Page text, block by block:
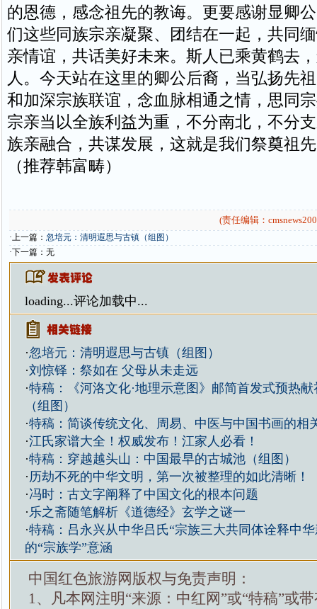
的恩德，感念祖先的教诲。更要感谢显卿
们这些同族宗亲凝聚、团结在一起，共同
亲情谊，共话美好未来。斯人已乘黄鹤去
人。今天站在这里的卿公后裔，当弘扬先
和加深宗族联谊，念血脉相通之情，思同
宗亲当以全族利益为重，不分南北，不分
族亲融合，共谋发展，这就是我们祭奠祖
（推荐韩富畴）
(责任编辑：
·上一篇： 忽培元：清明遐思与古镇（组图）
·下一篇：无
loading...评论加载中...
·忽培元：清明遐思与古镇（组图）
·刘惊铎：祭如在 父母从未走远
·特稿：《河洛文化·地理示意图》邮简首发式预热
（组图）
·特稿：简谈传统文化、周易、中医与中国书画的相
·江氏家谱大全！权威发布！江家人必看！
·特稿：穿越越头山：中国最早的古城池（组图）
· 历劫不死的中华文明，第一次被整理的如此清晰！
·​​​冯时：古文字阐释了中国文化的根本问题
·乐之斋随笔解析《道德经》玄学之谜一
·特稿：吕永兴从中华吕氏“宗族三大共同体诠释中
的“宗族学”意涵
中国红色旅游网版权与免责声明：
1、凡本网注明“来源：中红网”或“特稿”或